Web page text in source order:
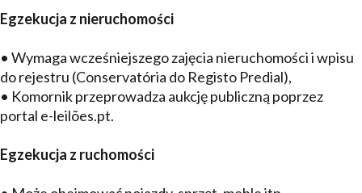
Egzekucja z nieruchomości
• Wymaga wcześniejszego zajęcia nieruchomości i wpisu
do rejestru (Conservatória do Registo Predial),
• Komornik przeprowadza aukcję publiczną poprzez
portal e-leilões.pt.
Egzekucja z ruchomości